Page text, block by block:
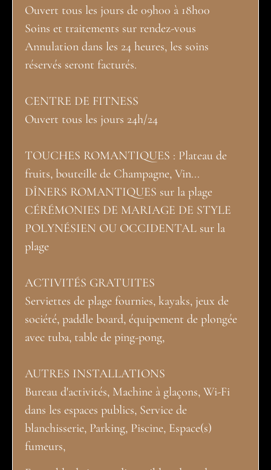
Ouvert tous les jours de 09h00 à 18h00
Soins et traitements sur rendez-vous
Annulation dans les 24 heures, les soins
réservés seront facturés.
CENTRE DE FITNESS
Ouvert tous les jours 24h/24
TOUCHES ROMANTIQUES : Plateau de
fruits, bouteille de Champagne, Vin...
DÎNERS ROMANTIQUES sur la plage
CÉRÉMONIES DE MARIAGE DE STYLE
POLYNÉSIEN OU OCCIDENTAL sur la
plage
ACTIVITÉS GRATUITES
Serviettes de plage fournies, kayaks, jeux de
société, paddle board, équipement de plongée
avec tuba, table de ping-pong,
AUTRES INSTALLATIONS
Bureau d'activités, Machine à glaçons, Wi-Fi
dans les espaces publics, Service de
blanchisserie, Parking, Piscine, Espace(s)
fumeurs,